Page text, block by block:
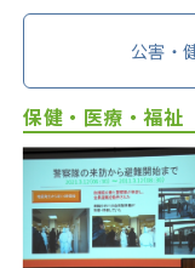
公害・
保健・医療・福祉